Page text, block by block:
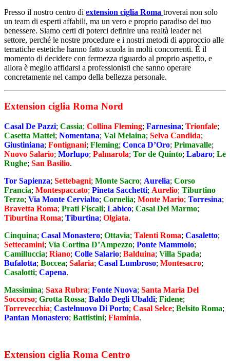
Presso il nostro centro di extension ciglia Roma troverai non solo
un team di esperti affabili, ma un vero e proprio paradiso del tuo
benessere. Siamo certi di poterci definire una realtà leader nel
settore, perché le nostre procedure e i nostri metodi di approccio alle
tematiche estetiche hanno fatto scuola in molti concorrenti. È il
momento di decidere con fermezza riguardo al proprio aspetto, e
allora è meglio affidarsi a professionisti che sanno operare
concretamente nel campo della bellezza personale.
Extension ciglia Roma Nord
Casal De Pazzi; Cassia; Collina Fleming; Farnesina; Trionfale;
Casetta Mattei; Nomentana; Val Melaina; Selva Candida;
Giustiniana; Fontignani; Fleming; Conca D’Oro; Primavalle;
Nuovo Salario; Morlupo; Palmarola; Tor de Quinto; Labaro; Le
Rughe; San Basilio.
Tor Sapienza; Settebagni; Monte Sacro; Aurelia; Corso
Francia; Montespaccato; Pineta Sacchetti; Aurelio; Tiburtino
Terzo; Via Monte Cervialto; Cornelia; Monte Mario; Torresina;
Bravetta Roma; Prati Fiscali; Labico; Casal Del Marmo;
Tiburtina Roma; Tiburtina; Olgiata.
Cinquina; Casal Monastero; Ottavia; Talenti Roma; Casaletto;
Settecamini; Via Cortina D’Ampezzo; Ponte Mammolo;
Camilluccia; Riano; Colle Salario; Balduina; Villa Spada;
Bufalotta; Boccea; Salaria; Casal Lumbroso; Montesacro;
Casalotti; Capena.
Massimina; Saxa Rubra; Fonte Nuova; Santa Maria Del
Soccorso; Grotta Rossa; Baldo Degli Ubaldi; Fidene;
Torrevecchia; Castelnuovo Di Porto; Casal Selce; Belsito Roma;
Pantan Monastero; Battistini; Flaminia.
Extension ciglia Roma Centro